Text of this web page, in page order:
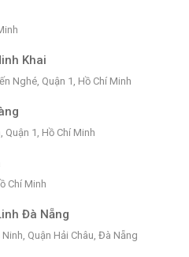
Khai
Nghé, Quận 1, Hồ Chí Minh
Quận 1, Hồ Chí Minh
Chí Minh
Đà Nẵng
Quận Hải Châu, Đà Nẵng